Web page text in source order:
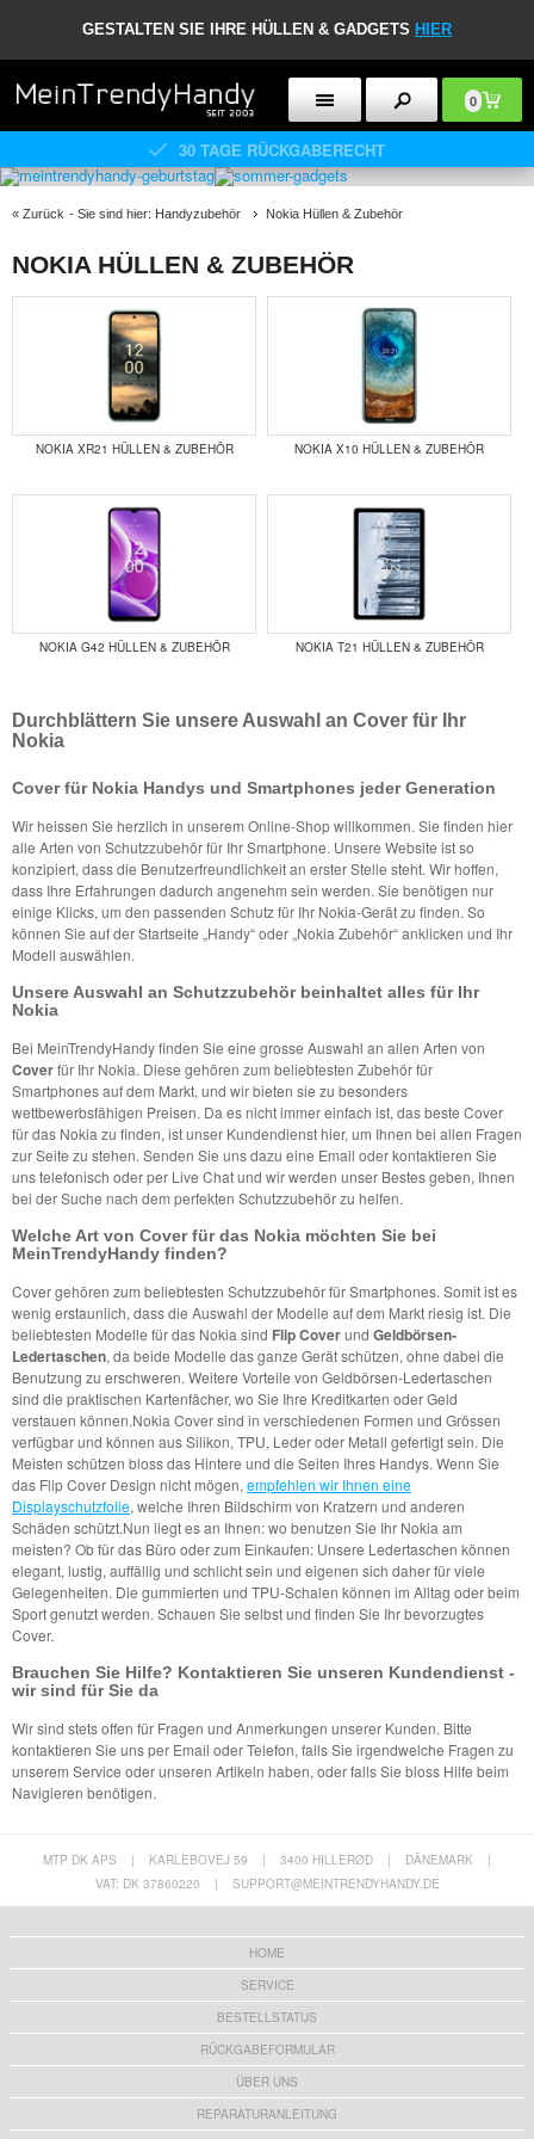
GESTALTEN SIE IHRE HÜLLEN & GADGETS HIER
0
30 TAGE RÜCKGABERECHT
« Zurück - Sie sind hier: Handyzubehör Nokia Hüllen & Zubehör
NOKIA HÜLLEN & ZUBEHÖR
NOKIA XR21 HÜLLEN & ZUBEHÖR NOKIA X10 HÜLLEN & ZUBEHÖR
NOKIA G42 HÜLLEN & ZUBEHÖR NOKIA T21 HÜLLEN & ZUBEHÖR
Durchblättern Sie unsere Auswahl an Cover für Ihr
Nokia
Cover für Nokia Handys und Smartphones jeder Generation
Wir heissen Sie herzlich in unserem Online-Shop willkommen. Sie finden hier
alle Arten von Schutzzubehör für Ihr Smartphone. Unsere Website ist so
konzipiert, dass die Benutzerfreundlichkeit an erster Stelle steht. Wir hoffen,
dass Ihre Erfahrungen dadurch angenehm sein werden. Sie benötigen nur
einige Klicks, um den passenden Schutz für Ihr Nokia-Gerät zu finden. So
können Sie auf der Startseite „Handy“ oder „Nokia Zubehör“ anklicken und Ihr
Modell auswählen.
Unsere Auswahl an Schutzzubehör beinhaltet alles für Ihr
Nokia
Bei MeinTrendyHandy finden Sie eine grosse Auswahl an allen Arten von
Coverfür Ihr Nokia. Diese gehören zum beliebtesten Zubehör für
Smartphones auf dem Markt, und wir bieten sie zu besonders
wettbewerbsfähigen Preisen. Da es nicht immer einfach ist, das beste Cover
für das Nokia zu finden, ist unser Kundendienst hier, um Ihnen bei allen Fragen
zur Seite zu stehen. Senden Sie uns dazu eine Email oder kontaktieren Sie
uns telefonisch oder per Live Chat und wir werden unser Bestes geben, Ihnen
bei der Suche nach dem perfekten Schutzzubehör zu helfen.
Welche Art von Cover für das Nokia möchten Sie bei
MeinTrendyHandy finden?
Cover gehören zum beliebtesten Schutzzubehör für Smartphones. Somit ist es
wenig erstaunlich, dass die Auswahl der Modelle auf dem Markt riesig ist. Die
beliebtesten Modelle für das Nokia sind Flip Coverund Geldbörsen-
Ledertaschen, da beide Modelle das ganze Gerät schützen, ohne dabei die
Benutzung zu erschweren. Weitere Vorteile von Geldbörsen-Ledertaschen
sind die praktischen Kartenfächer, wo Sie Ihre Kreditkarten oder Geld
verstauen können.Nokia Cover sind in verschiedenen Formen und Grössen
verfügbar und können aus Silikon, TPU, Leder oder Metall gefertigt sein. Die
Meisten schützen bloss das Hintere und die Seiten Ihres Handys. Wenn Sie
das Flip Cover Design nicht mögen, empfehlen wir Ihnen eine
Displayschutzfolie, welche Ihren Bildschirm von Kratzern und anderen
Schäden schützt.Nun liegt es an Ihnen: wo benutzen Sie Ihr Nokia am
meisten? Ob für das Büro oder zum Einkaufen: Unsere Ledertaschen können
elegant, lustig, auffällig und schlicht sein und eigenen sich daher für viele
Gelegenheiten. Die gummierten und TPU-Schalen können im Alltag oder beim
Sport genutzt werden. Schauen Sie selbst und finden Sie Ihr bevorzugtes
Cover.
Brauchen Sie Hilfe? Kontaktieren Sie unseren Kundendienst -
wir sind für Sie da
Wir sind stets offen für Fragen und Anmerkungen unserer Kunden. Bitte
kontaktieren Sie uns per Email oder Telefon, falls Sie irgendwelche Fragen zu
unserem Service oder unseren Artikeln haben, oder falls Sie bloss Hilfe beim
Navigieren benötigen.
MTP DK APS | KARLEBOVEJ 59 | 3400 HILLERØD | DÄNEMARK
|
VAT: DK 37860220
| SUPPORT@MEINTRENDYHANDY.DE
HOME
SERVICE
BESTELLSTATUS
RÜCKGABEFORMULAR
ÜBER UNS
REPARATURANLEITUNG